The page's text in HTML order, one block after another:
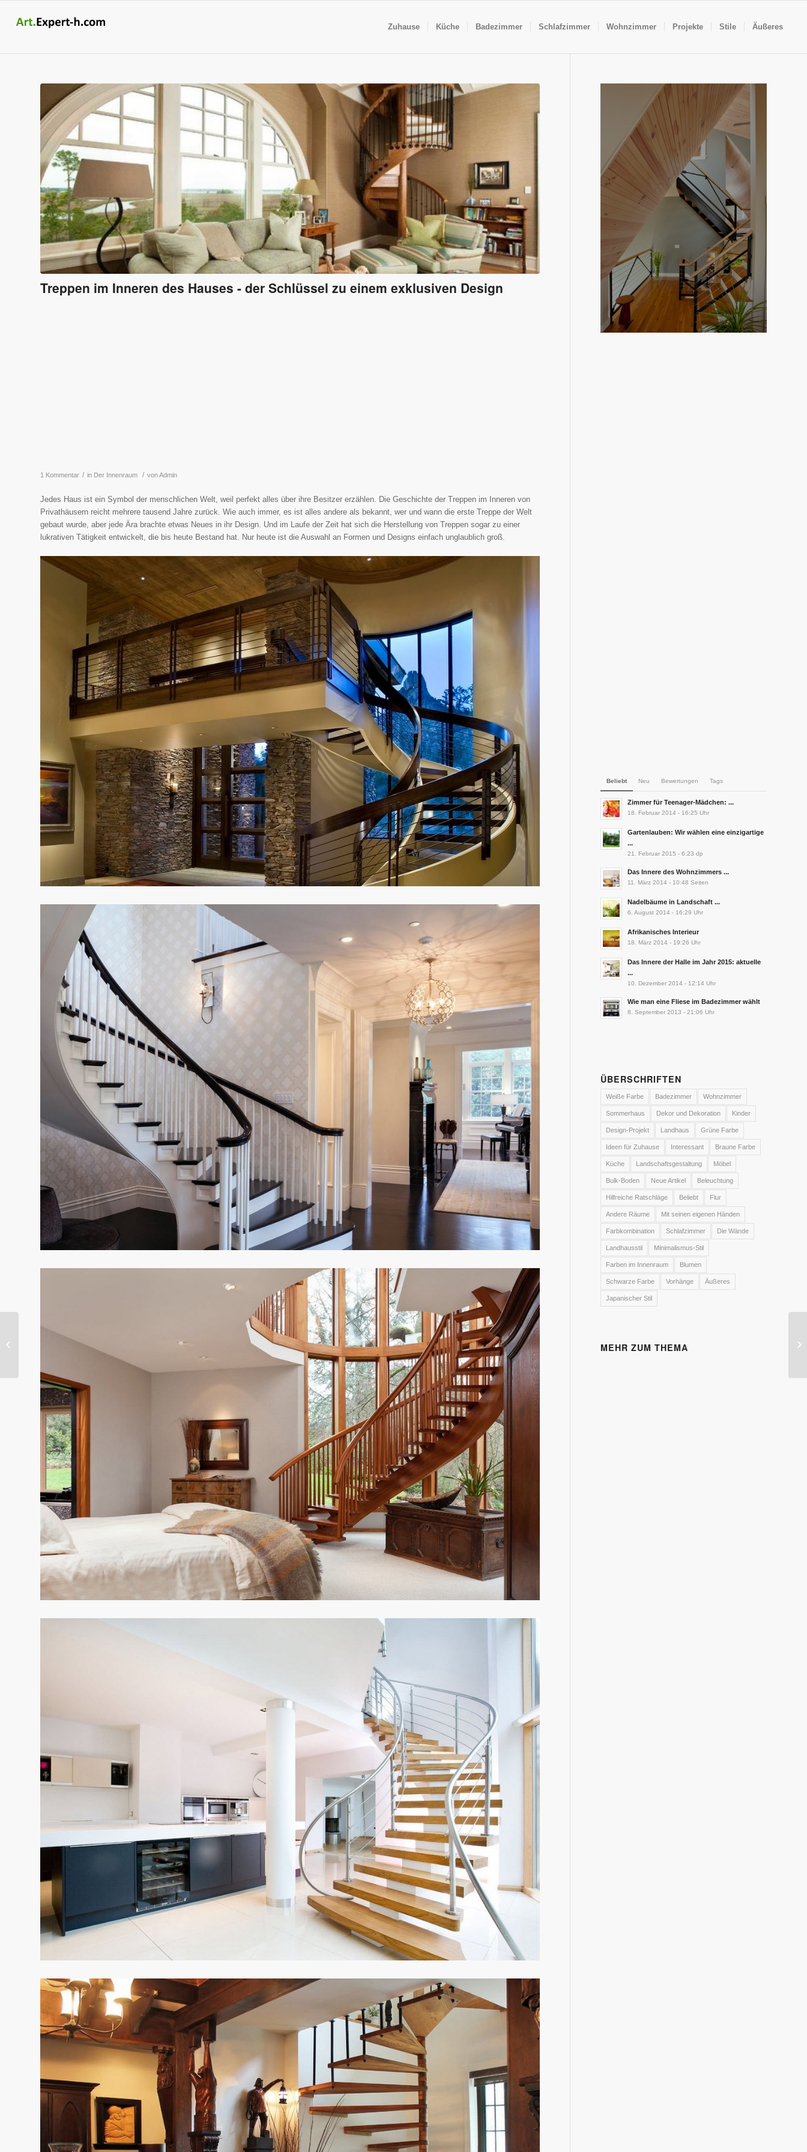
Zuhause Küche Badezimmer Schlafzimmer Wohnzimmer Projekte Stile Äußeres
Treppen im Inneren des Hauses - der Schlüssel zu einem exklusiven Design
1 Kommentar / in Der Innenraum / vonAdmin
Jedes Haus ist ein Symbol der menschlichen Welt, weil perfekt alles über ihre Besitzer erzählen. Die Geschichte der Treppen im Inneren von
Privathäusern reicht mehrere tausend Jahre zurück. Wie auch immer, es ist alles andere als bekannt, wer und wann die erste Treppe der Welt
gebaut wurde, aber jede Ära brachte etwas Neues in ihr Design. Und im Laufe der Zeit hat sich die Herstellung von Treppen sogar zu einer
lukrativen Tätigkeit entwickelt, die bis heute Bestand hat. Nur heute ist die Auswahl an Formen und Designs einfach unglaublich groß.
Beliebt Neu Bewertungen Tags
Zimmer für Teenager-Mädchen: ...
18. Februar 2014 - 16:25 Uhr
Gartenlauben: Wir wählen eine einzigartige
...
21. Februar 2015 - 6:23 dp
Das Innere des Wohnzimmers ...
11. März 2014 - 10:48 Seiten
Nadelbäume in Landschaft ...
6. August 2014 - 16:29 Uhr
Afrikanisches Interieur
18. März 2014 - 19:26 Uhr
Das Innere der Halle im Jahr 2015: aktuelle
...
10. Dezember 2014 - 12:14 Uhr
Wie man eine Fliese im Badezimmer wählt
8. September 2013 - 21:06 Uhr
ÜBERSCHRIFTEN
Weiße Farbe Badezimmer Wohnzimmer
Sommerhaus Dekor und Dekoration Kinder
Design-Projekt Landhaus Grüne Farbe
Ideen für Zuhause Interessant Braune Farbe
Küche Landschaftsgestaltung Möbel
Bulk-Boden Neue Artikel Beleuchtung
Hilfreiche Ratschläge Beliebt Flur
Andere Räume Mit seinen eigenen Händen
Farbkombination Schlafzimmer Die Wände
Landhausstil Minimalismus-Stil
Farben im Innenraum Blumen
Schwarze Farbe Vorhänge Äußeres
Japanischer Stil
MEHR ZUM THEMA
Die richtige
Beleuchtung des